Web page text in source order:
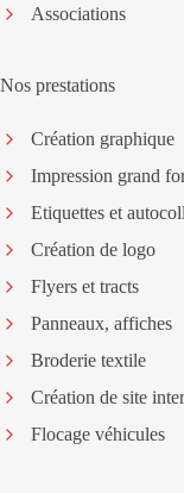
Associations
Nos prestations
Création graphique
Impression grand
Etiquettes et
Création de logo
Flyers et tracts
Panneaux, affiches
Broderie textile
Création de site
Flocage véhicules